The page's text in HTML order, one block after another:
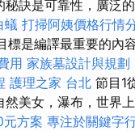
訣是可靠性，廣泛
蟻 打掃阿姨價格行情
標是編譯最重要的內
用 家族墓設計與規劃
護理之家 台北 節目1
然美女，瀑布，世
方案 專注於關鍵字